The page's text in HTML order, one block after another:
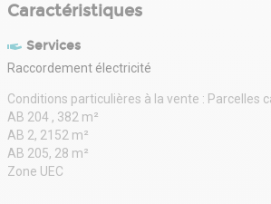
Caractéristiques
Services
Raccordement électricité
Conditions particulières à la vente : Parcelles
AB 204 , 382 m²
AB 2, 2152 m²
AB 205, 28 m²
Zone UEC